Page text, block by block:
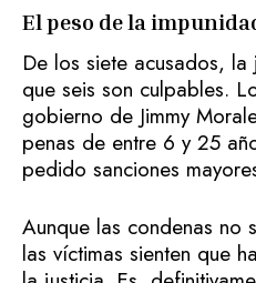
El peso de la
De los siete acusados,
que seis son culpables.
gobierno de Jimmy
penas de entre 6 y 25
pedido sanciones
Aunque las condenas no
las víctimas sienten que